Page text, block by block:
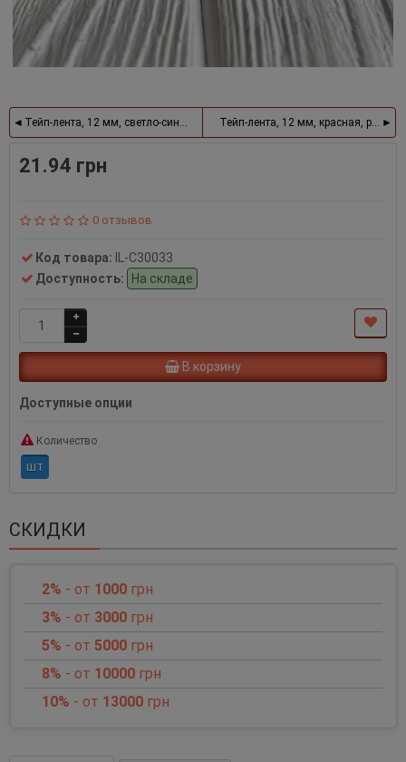
Тейп-лента, 12 мм, светло-синяя, рулон 27,5 мТейп-лента, 12 мм, красная, рулон
21.94 грн
0 отзывов
Код товара: IL-С30033
Доступность:
На складе
В корзину
Доступные опции
Количество
шт
СКИДКИ
2% - от 1000 грн
3% - от 3000 грн
5% - от 5000 грн
8% - от 10000 грн
10% - от 13000 грн